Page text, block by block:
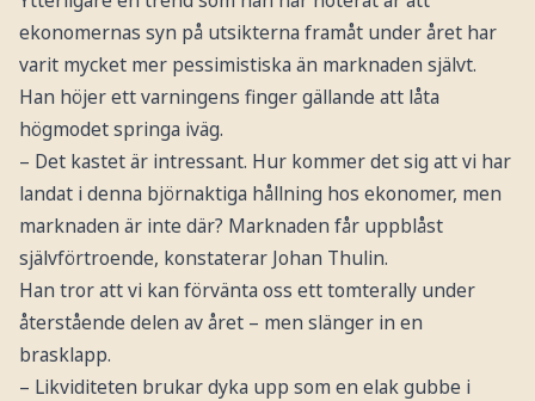
ekonomernas syn på utsikterna framåt under året har
varit mycket mer pessimistiska än marknaden självt.
Han höjer ett varningens finger gällande att låta
högmodet springa iväg.
– Det kastet är intressant. Hur kommer det sig att vi har
landat i denna björnaktiga hållning hos ekonomer, men
marknaden är inte där? Marknaden får uppblåst
självförtroende, konstaterar Johan Thulin.
Han tror att vi kan förvänta oss ett tomterally under
återstående delen av året – men slänger in en
brasklapp.
– Likviditeten brukar dyka upp som en elak gubbe i